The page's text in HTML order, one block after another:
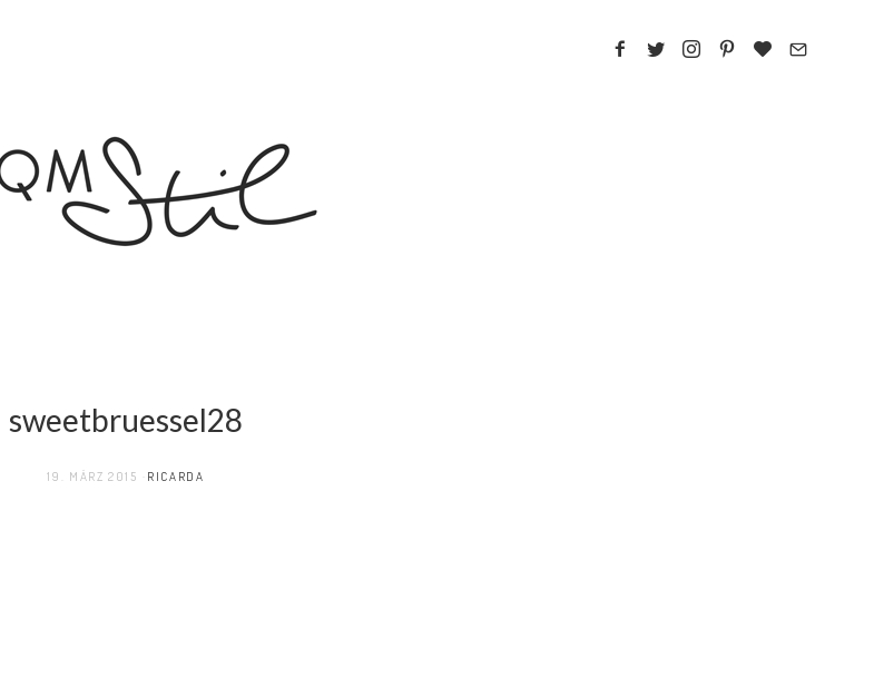
sweetbruessel28
19. MÄRZ 2015 RICARDA